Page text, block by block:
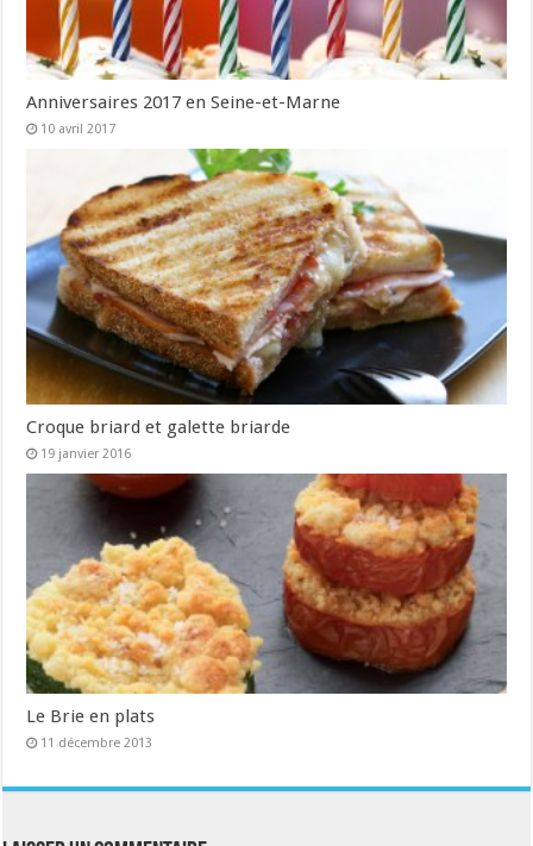
Anniversaires 2017 en Seine-et-Marne
10 avril 2017
Croque briard et galette briarde
19 janvier 2016
Le Brie en plats
11 décembre 2013